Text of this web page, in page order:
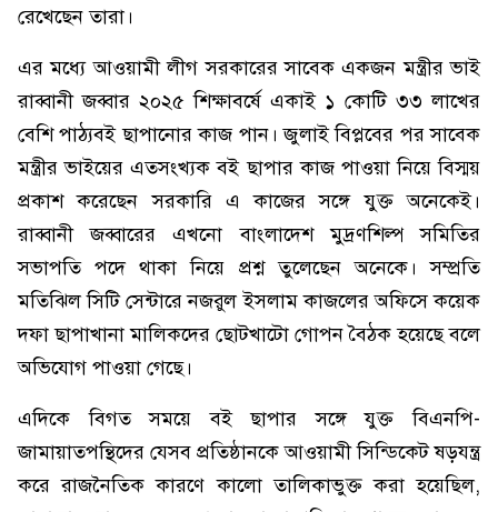
রেখেছেন তারা।
এর মধ্যে আওয়ামী লীগ সরকারের সাবেক একজন মন্ত্রীর ভাই
রাব্বানী জব্বার ২০২৫ শিক্ষাবর্ষে একাই ১ কোটি ৩৩ লাখের
বেশি পাঠ্যবই ছাপানোর কাজ পান। জুলাই বিপ্লবের পর সাবেক
মন্ত্রীর ভাইয়ের এতসংখ্যক বই ছাপার কাজ পাওয়া নিয়ে বিস্ময়
প্রকাশ করেছেন সরকারি এ কাজের সঙ্গে যুক্ত অনেকেই।
রাব্বানী জব্বারের এখনো বাংলাদেশ মুদ্রণশিল্প সমিতির
সভাপতি পদে থাকা নিয়ে প্রশ্ন তুলেছেন অনেকে। সম্প্রতি
মতিঝিল সিটি সেন্টারে নজরুল ইসলাম কাজলের অফিসে কয়েক
দফা ছাপাখানা মালিকদের ছোটখাটো গোপন বৈঠক হয়েছে বলে
অভিযোগ পাওয়া গেছে।
এদিকে বিগত সময়ে বই ছাপার সঙ্গে যুক্ত বিএনপি-
জামায়াতপন্থিদের যেসব প্রতিষ্ঠানকে আওয়ামী সিন্ডিকেট ষড়যন্ত্র
করে রাজনৈতিক কারণে কালো তালিকাভুক্ত করা হয়েছিল,